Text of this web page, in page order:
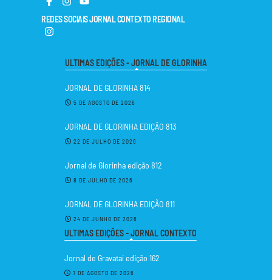
REDES SOCIAIS JORNAL CONTEXTO REGIONAL
ULTIMAS EDIÇÕES - JORNAL DE GLORINHA
JORNAL DE GLORINHA 814
5 DE AGOSTO DE 2026
JORNAL DE GLORINHA EDIÇÃO 813
22 DE JULHO DE 2026
Jornal de Glorinha edição 812
8 DE JULHO DE 2026
JORNAL DE GLORINHA EDIÇÃO 811
24 DE JUNHO DE 2026
ULTIMAS EDIÇÕES - JORNAL CONTEXTO
Jornal de Gravataí edição 162
7 DE AGOSTO DE 2026